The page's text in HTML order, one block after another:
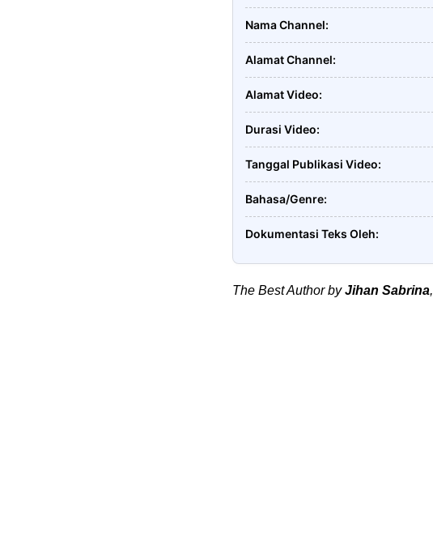
Nama Channel
Alamat Channel
Alamat Video
Durasi Video
Tanggal Publikasi Video
Bahasa/Genre
Dokumentasi Teks Oleh
The Best Author byJihan Sabrina,